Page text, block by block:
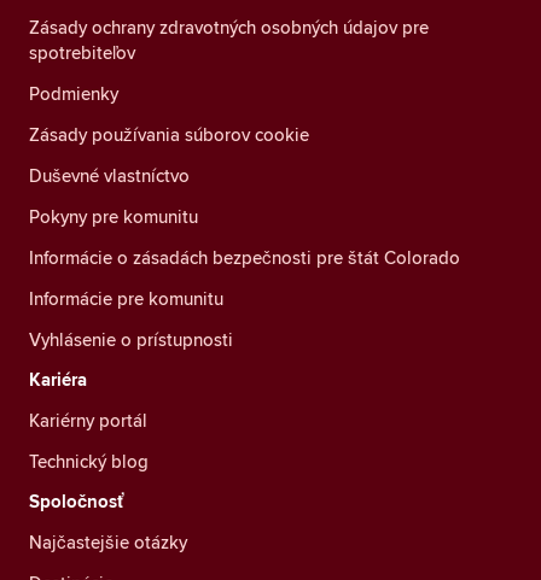
Zásady ochrany zdravotných osobných údajov pre
spotrebiteľov
Podmienky
Zásady používania súborov cookie
Duševné vlastníctvo
Pokyny pre komunitu
Informácie o zásadách bezpečnosti pre štát Colorado
Informácie pre komunitu
Vyhlásenie o prístupnosti
Kariéra
Kariérny portál
Technický blog
Spoločnosť
Najčastejšie otázky